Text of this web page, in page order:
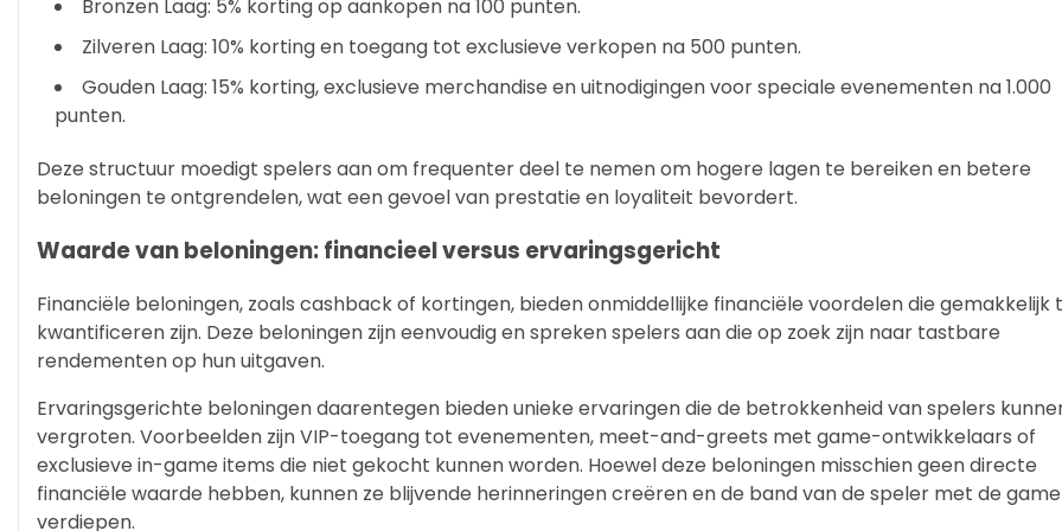
Bronzen Laag: 5% korting op aankopen na 100 punten.
Zilveren Laag: 10% korting en toegang tot exclusieve verkopen na 500 punten.
Gouden Laag: 15% korting, exclusieve merchandise en uitnodigingen voor speciale evenementen na 1.000
punten.
Deze structuur moedigt spelers aan om frequenter deel te nemen om hogere lagen te bereiken en betere
beloningen te ontgrendelen, wat een gevoel van prestatie en loyaliteit bevordert.
Waarde van beloningen: financieel versus ervaringsgericht
Financiële beloningen, zoals cashback of kortingen, bieden onmiddellijke financiële voordelen die gemakkelijk
kwantificeren zijn. Deze beloningen zijn eenvoudig en spreken spelers aan die op zoek zijn naar tastbare
rendementen op hun uitgaven.
Ervaringsgerichte beloningen daarentegen bieden unieke ervaringen die de betrokkenheid van spelers
vergroten. Voorbeelden zijn VIP-toegang tot evenementen, meet-and-greets met game-ontwikkelaars of
exclusieve in-game items die niet gekocht kunnen worden. Hoewel deze beloningen misschien geen directe
financiële waarde hebben, kunnen ze blijvende herinneringen creëren en de band van de speler met de game
verdiepen.